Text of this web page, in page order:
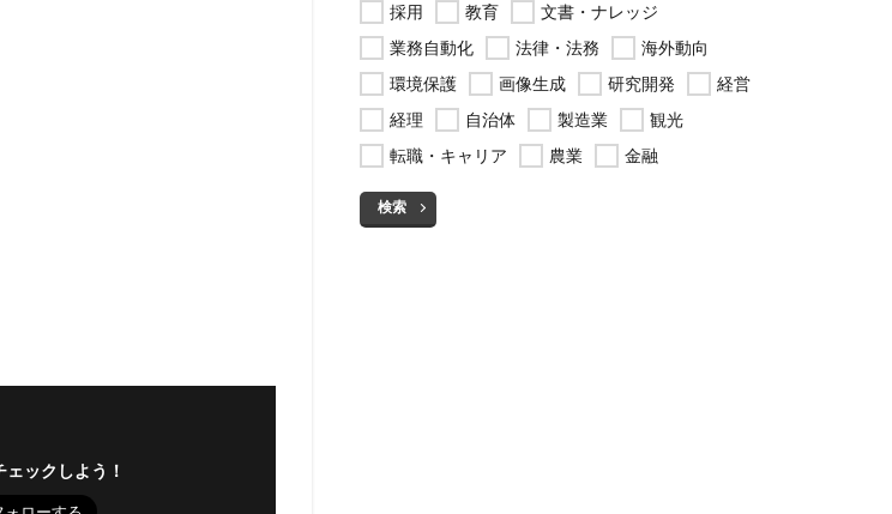
ックしよう！
採用
教育
文書・ナレッジ
業務自動化
法律・法務
海外動向
環境保護
画像生成 研究開発
経営
経理
自治体 製造業
観光
転職・キャリア
農業 金融
検索